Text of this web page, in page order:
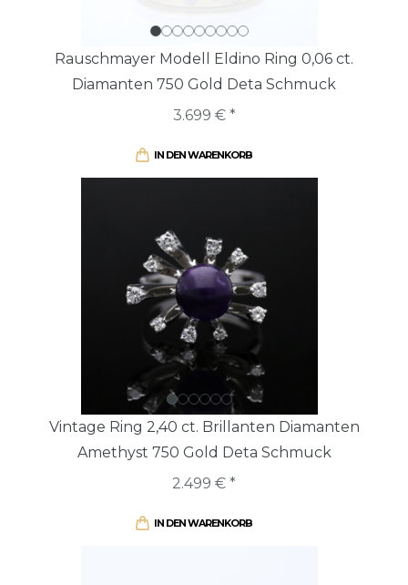
Rauschmayer Modell Eldino Ring 0,06 ct.
Diamanten 750 Gold Deta Schmuck
3.699 € *
IN DEN WARENKORB
Vintage Ring 2,40 ct. Brillanten Diamanten
Amethyst 750 Gold Deta Schmuck
2.499 € *
IN DEN WARENKORB